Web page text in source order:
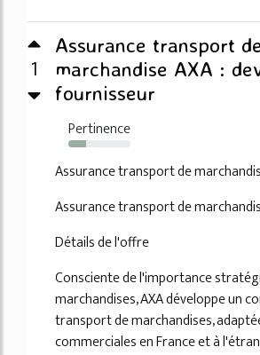
1
Assurance transport
marchandise AXA :
fournisseur
Pertinence
29%
Assurance transport de
Assurance transport de
Détails de l'offre
Consciente de l'importance
marchandises, AXA développe un
transport de marchandises,
commerciales en France et à